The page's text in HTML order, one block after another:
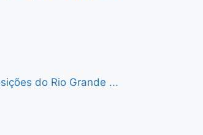
do Rio Grande ...